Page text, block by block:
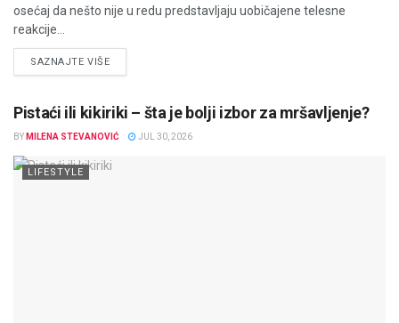
osećaj da nešto nije u redu predstavljaju uobičajene telesne
reakcije...
SAZNAJTE VIŠEDETAILS
Pistaći ili kikiriki – šta je bolji izbor za mršavljenje?
BY MILENA STEVANOVIĆ JUL 30, 2026
LIFESTYLE